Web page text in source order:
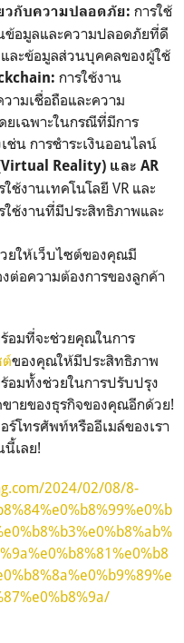
วกับความปลอดภัย: การใช้
ข้อมูลและความปลอดภัยที่ดี
ละข้อมูลส่วนบุคคลของผู้ใช้
การใช้งาน
ามเชื่อถือและความ
ยเฉพาะในกรณีที่มีการ
น การชำระเงินออนไลน์
Reality) และ AR
ใช้งานเทคโนโลยี VR และ
ใช้งานที่มีประสิทธิภาพและ
ยให้เว็บไซต์ของคุณมี
อความต้องการของลูกค้า
อมที่จะช่วยคุณในการ
ของคุณให้มีประสิทธิภาพ
อมทั้งช่วยในการปรับปรุง
ายของธุรกิจของคุณอีกด้วย!
โทรศัพท์หรืออีเมล์ของเรา
เลย!
2024/02/08/8-